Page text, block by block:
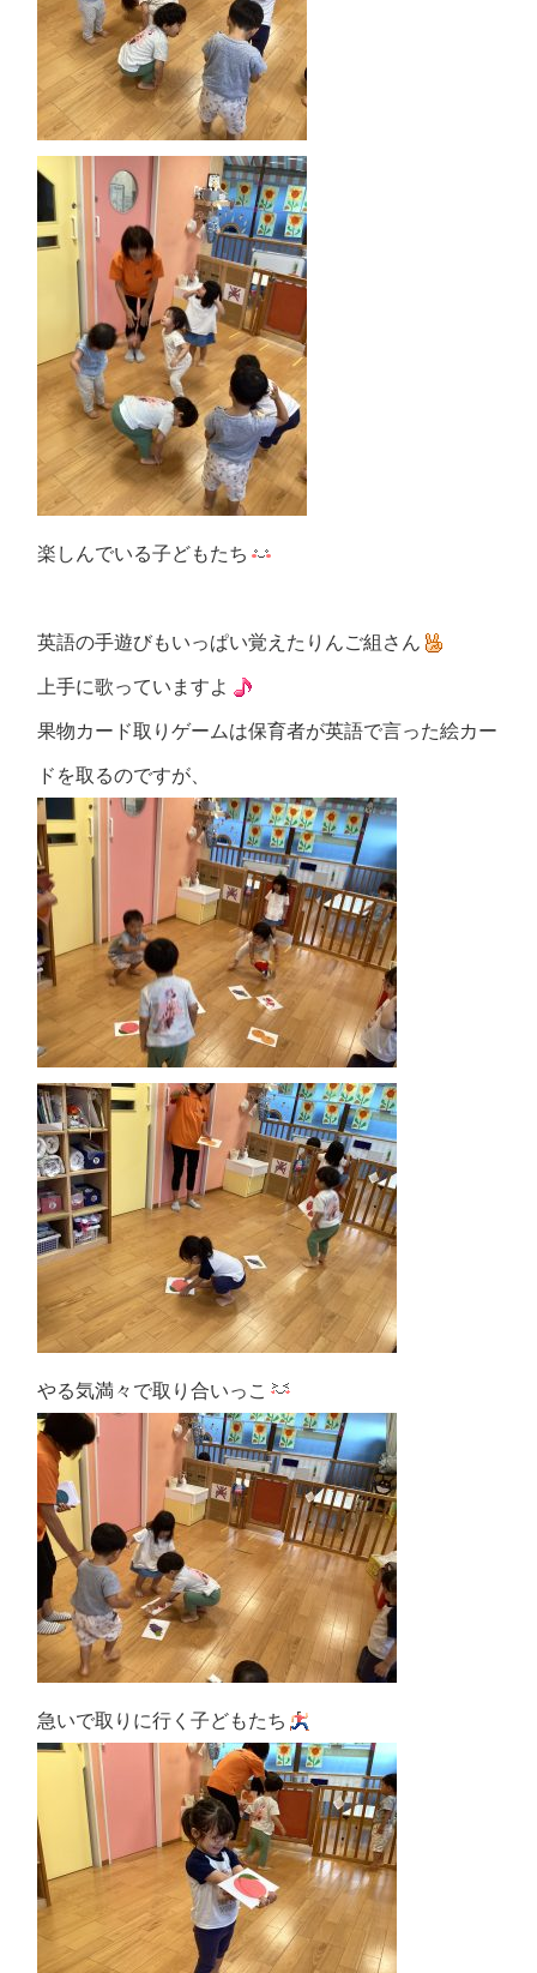
楽しんでいる子どもたち
英語の手遊びもいっぱい覚えたりんご組さん
上手に歌っていますよ
果物カード取りゲームは保育者が英語で言った絵カー
ドを取るのですが、
やる気満々で取り合いっこ
急いで取りに行く子どもたち